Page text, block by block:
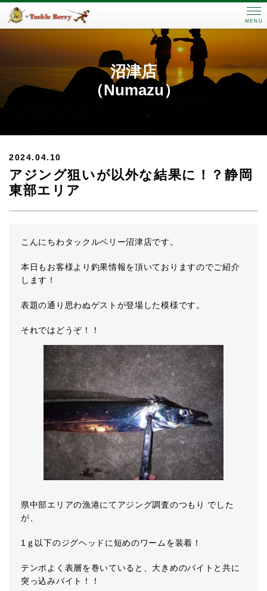
MENU
沼津店
（Numazu）
2024.04.10
アジング狙いが以外な結果に！？静岡
東部エリア
こんにちわタックルベリー沼津店です。
本日もお客様より釣果情報を頂いておりますのでご紹介
します！
表題の通り思わぬゲストが登場した模様です。
それではどうぞ！！
県中部エリアの漁港にてアジング調査のつもり でした
が、
1ｇ以下のジグヘッドに短めのワームを装着！
テンポよく表層を巻いていると、大きめのバイトと共に
突っ込みバイト！！